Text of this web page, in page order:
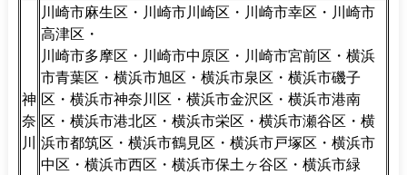
神
奈
川
川崎市麻生区・川崎市川崎区・川崎市幸区・川崎市
高津区・
川崎市多摩区・川崎市中原区・川崎市宮前区・横浜
市青葉区・横浜市旭区・横浜市泉区・横浜市磯子
区・横浜市神奈川区・横浜市金沢区・横浜市港南
区・横浜市港北区・横浜市栄区・横浜市瀬谷区・横
浜市都筑区・横浜市鶴見区・横浜市戸塚区・横浜市
中区・横浜市西区・横浜市保土ヶ谷区・横浜市緑